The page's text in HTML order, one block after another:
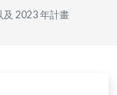
2023 年計畫